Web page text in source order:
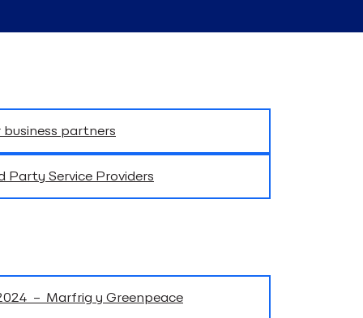
partners
Party Service Providers
– Marfrig y Greenpeace